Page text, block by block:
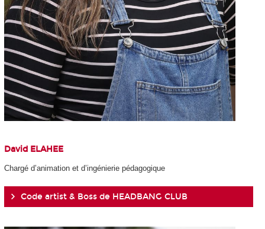
David ELAHEE
Chargé d’animation et d’ingénierie pédagogique
Code artist & Boss de HEADBANG CLUB